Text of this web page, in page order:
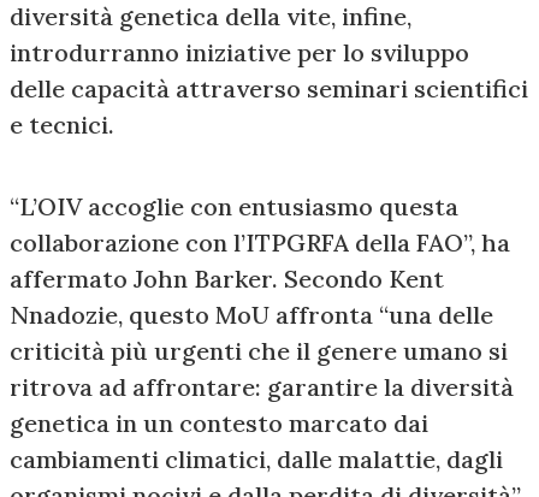
diversità genetica della vite, infine,
introdurranno iniziative per lo sviluppo
delle capacità attraverso seminari scientifici
e tecnici.
“L’OIV accoglie con entusiasmo questa
collaborazione con l’ITPGRFA della FAO”, ha
affermato John Barker. Secondo Kent
Nnadozie, questo MoU affronta “una delle
criticità più urgenti che il genere umano si
ritrova ad affrontare: garantire la diversità
genetica in un contesto marcato dai
cambiamenti climatici, dalle malattie, dagli